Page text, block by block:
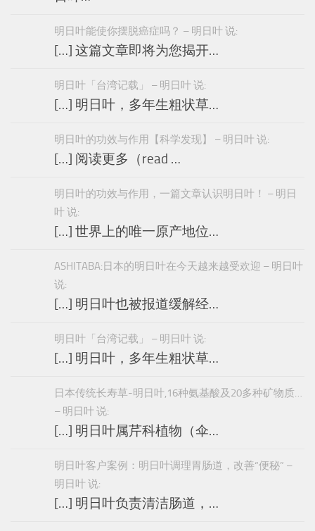
明日叶能使你摆脱癌症吗？ – 明日叶 说:
[…] 这篇文章即将为您揭开…
明日叶「台湾记载」 – 明日叶 说:
[…] 明日叶，多年生粗状草…
明日叶的功效与作用【科学发现】 – 明日叶 说:
[…] 阅读更多（read …
明日叶的功效与作用，一篇文章认识明日叶！ – 明日
叶 说:
[…] 世界上的唯一原产地位…
ASHITABA:日本的明日叶在今天越来越受欢迎 – 明日叶
说:
[…] 明日叶也被报道缓解经…
明日叶「台湾记载」 – 明日叶 说:
[…] 明日叶，多年生粗状草…
日本传统长寿草-明日叶,16种氨基酸及20多种矿物质…
– 明日叶 说:
[…] 明日叶属芹科植物（伞…
明日叶客户案例：明日叶调理胃肠道，改善“便秘” –
明日叶 说:
[…] 明日叶负责清洁肠道，…